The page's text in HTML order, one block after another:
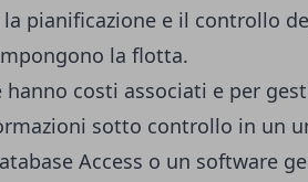
la pianificazione e il controllo
la flotta.
hanno costi associati e per
sotto controllo in un
Access o un software